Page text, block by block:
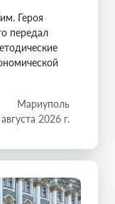
Героя
передал
Мариуполь
2026 г.